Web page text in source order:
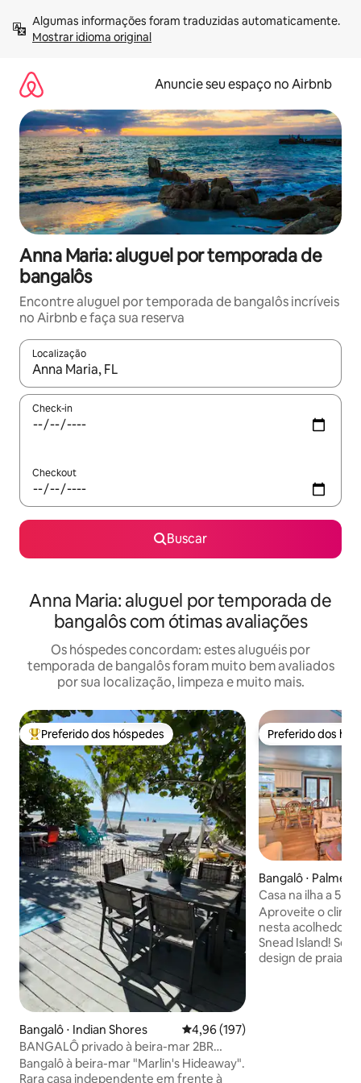
para
Mostrar idioma original
Anuncie seu espaço no Airbnb
Anna Maria: aluguel por temporada de
bangalôs
Encontre aluguel por temporada de bangalôs incríveis
no Airbnb e faça sua reserva
Localização
Quando os resultados estiverem disponíveis, explore-os
Check-in
Checkout
Buscar
Anna Maria: aluguel por temporada de
bangalôs com ótimas avaliações
Os hóspedes concordam: estes aluguéis por
temporada de bangalôs foram muito bem avaliados
por sua localização, limpeza e muito mais.
Entre os melhores preferidos dos hóspedes
Preferido dos hóspedes
Bangalô ⋅ Indian Shores 4,96 de uma avaliação média de
4,96 (197)
BANGALÔ privado à beira-mar 2BR
*PISCINA*ANIMAIS DE ESTIMAÇÃO OK
Bangalô à beira-mar "Marlin's Hideaway".
Rara casa independente em frente à
Preferido dos
Preferido dos
Bangalô ⋅
Casa na ilha a 5
praia, piscina
Aproveite o clima
nesta acolhedora
Snead Island!
design de praia